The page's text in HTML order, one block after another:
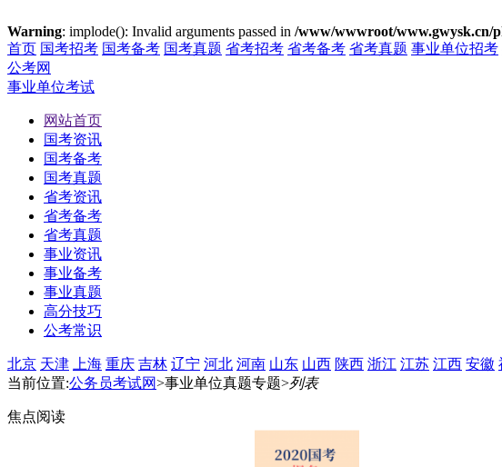
Warning: implode(): Invalid arguments passed in /www/wwwroot/www.gwysk.cn/
首页 国考招考 国考备考 国考真题 省考招考 省考备考 省考真题 事业单位招考
公考网
事业单位考试
网站首页
国考资讯
国考备考
国考真题
省考资讯
省考备考
省考真题
事业资讯
事业备考
事业真题
高分技巧
公考常识
北京 天津 上海 重庆 吉林 辽宁 河北 河南 山东 山西 陕西 浙江 江苏 江西 安徽
当前位置:公务员考试网>事业单位真题专题>列表
焦点阅读